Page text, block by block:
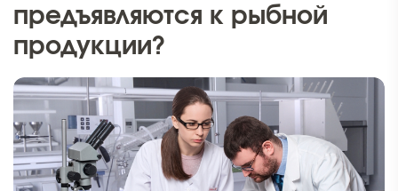
предъявляются к рыбной
продукции?